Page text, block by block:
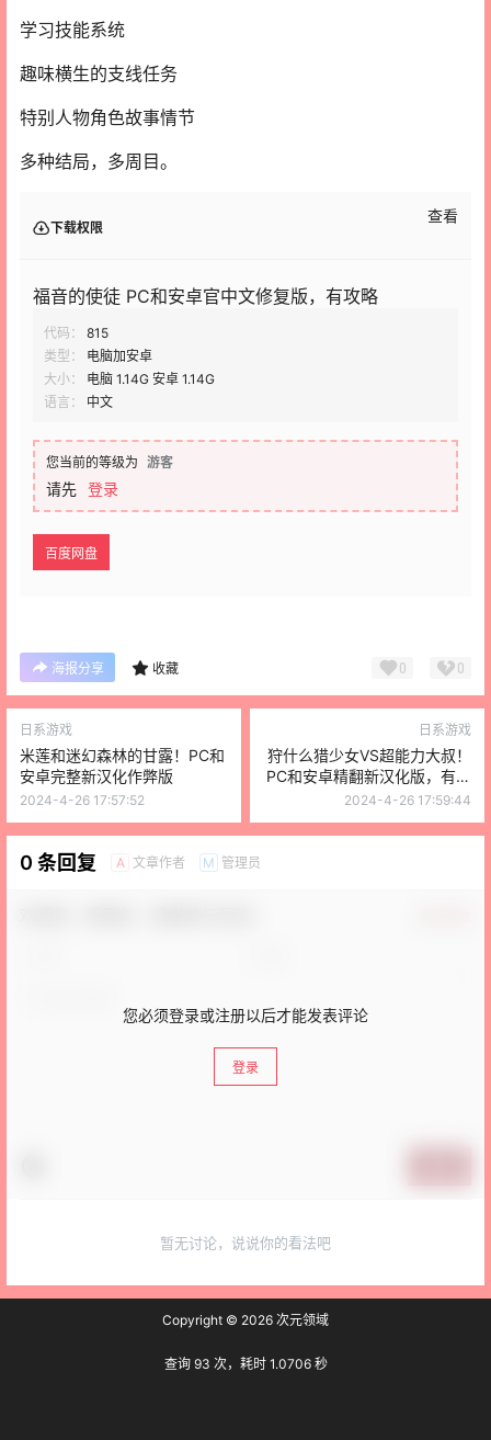
学习技能系统
趣味横生的支线任务
特别人物角色故事情节
多种结局，多周目。
下载权限
查看
福音的使徒 PC和安卓官中文修复版，有攻略
代码：
815
类型：
电脑加安卓
大小：
电脑 1.14G 安卓 1.14G
语言：
中文
您当前的等级为 游客
请先 登录
百度网盘
海报分享 收藏 0 0
日系游戏
米莲和迷幻森林的甘露！PC和
安卓完整新汉化作弊版
2024-4-26 17:57:52
日系游戏
狩什么猎少女VS超能力大叔！
PC和安卓精翻新汉化版，有存
档加攻略
2024-4-26 17:59:44
0 条回复 A 文章作者 M 管理员
您必须登录或注册以后才能发表评论
登录
暂无讨论，说说你的看法吧
Copyright © 2026 次元领域
查询 93 次，耗时 1.0706 秒